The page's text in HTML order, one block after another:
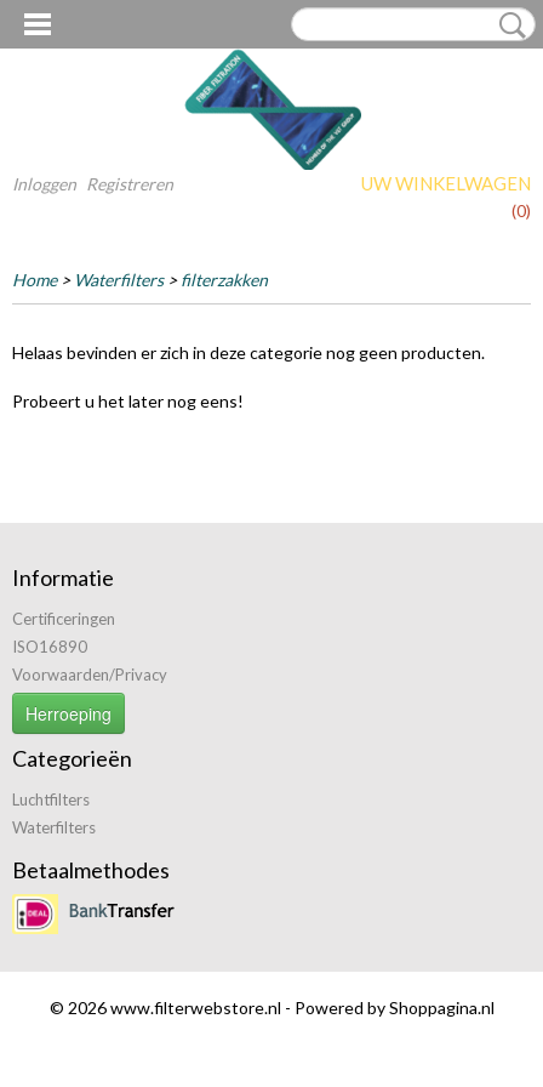
Inloggen Registreren UW WINKELWAGEN
(0)
Home> Waterfilters>filterzakken
Helaas bevinden er zich in deze categorie nog geen producten.
Probeert u het later nog eens!
Informatie
Certificeringen
ISO16890
Voorwaarden/Privacy
Herroeping
Categorieën
Luchtfilters
Waterfilters
Betaalmethodes
© 2026 www.filterwebstore.nl - Powered by Shoppagina.nl